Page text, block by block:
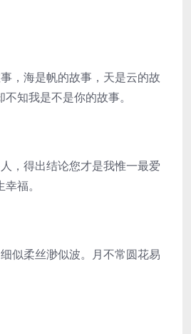
，海是帆的故事，天是云的故
知我是不是你的故事。
，得出结论您才是我惟一最爱
福。
似柔丝渺似波。月不常圆花易